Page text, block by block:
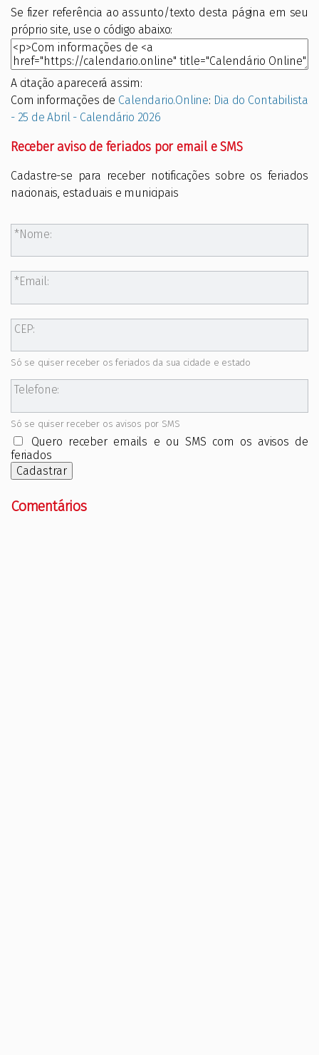
Se fizer referência ao assunto/texto desta página em seu
próprio site, use o código abaixo:
A citação aparecerá assim:
Com informações de Calendario.Online: Dia do Contabilista
- 25 de Abril - Calendário 2026
Receber aviso de feriados por email e SMS
Cadastre-se para receber notificações sobre os feriados
nacionais, estaduais e municipais
Nome:
Email:
CEP:
Só se quiser receber os feriados da sua cidade e estado
Telefone:
Só se quiser receber os avisos por SMS
Quero receber emails e ou SMS com os avisos de
feriados
Cadastrar
Comentários